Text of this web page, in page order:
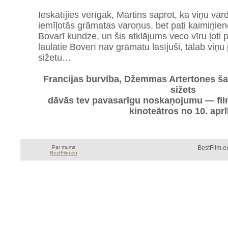
Ieskatījies vērīgāk, Martins saprot, ka viņu
iemīļotās grāmatas varoņus, bet pati
Bovarī kundze, un šis atklājums veco vīru ļoti
laulātie Boverī nav grāmatu lasījuši, tālab
sižetu…
Francijas burvība, Džemmas Artertones
sižets
dāvās tev pavasarīgu noskaņojumu —
kinoteātros no 10.
Par mums
BestFilm.eu